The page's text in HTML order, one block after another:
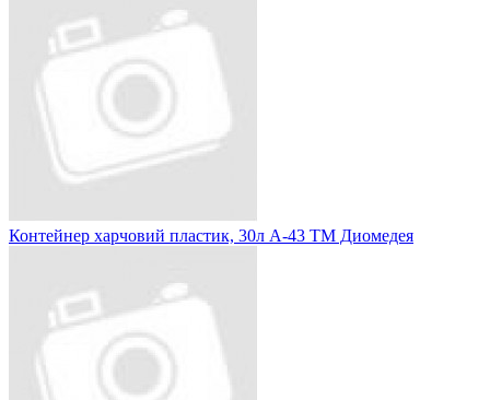
Контейнер харчовий пластик, 30л А-43 ТМ Диомедея